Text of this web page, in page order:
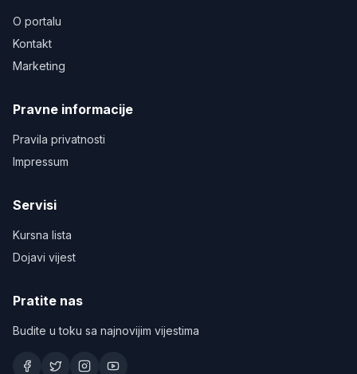
O portalu
Kontakt
Marketing
Pravne informacije
Pravila privatnosti
Impressum
Servisi
Kursna lista
Dojavi vijest
Pratite nas
Budite u toku sa najnovijim vijestima